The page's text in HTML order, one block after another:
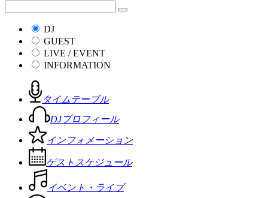
DJ
GUEST
LIVE / EVENT
INFORMATION
タイムテーブル
DJプロフィール
インフォメーション
ゲストスケジュール
イベント・ライブ